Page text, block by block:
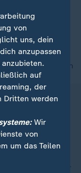
vom
nach oben
von
uns, dein
anzupassen
auf
der
Dritten werden
Wir
von
um das Teilen